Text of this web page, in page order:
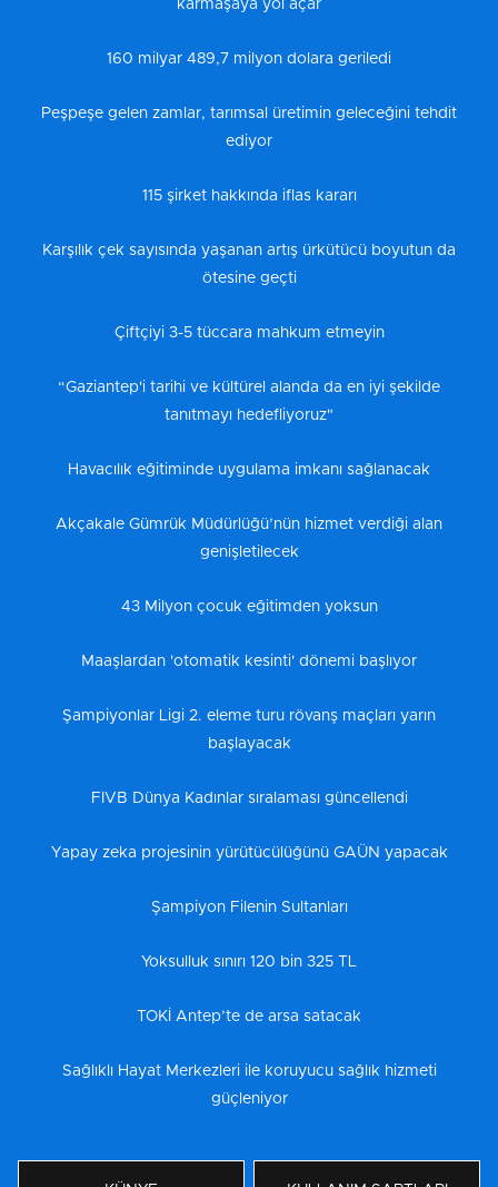
karmaşaya yol açar
160 milyar 489,7 milyon dolara geriledi
Peşpeşe gelen zamlar, tarımsal üretimin geleceğini tehdit
ediyor
115 şirket hakkında iflas kararı
Karşılık çek sayısında yaşanan artış ürkütücü boyutun da
ötesine geçti
Çiftçiyi 3-5 tüccara mahkum etmeyin
“Gaziantep'i tarihi ve kültürel alanda da en iyi şekilde
tanıtmayı hedefliyoruz"
Havacılık eğitiminde uygulama imkanı sağlanacak
Akçakale Gümrük Müdürlüğü’nün hizmet verdiği alan
genişletilecek
43 Milyon çocuk eğitimden yoksun
Maaşlardan 'otomatik kesinti' dönemi başlıyor
Şampiyonlar Ligi 2. eleme turu rövanş maçları yarın
başlayacak
FIVB Dünya Kadınlar sıralaması güncellendi
Yapay zeka projesinin yürütücülüğünü GAÜN yapacak
Şampiyon Filenin Sultanları
Yoksulluk sınırı 120 bin 325 TL
TOKİ Antep’te de arsa satacak
Sağlıklı Hayat Merkezleri ile koruyucu sağlık hizmeti
güçleniyor